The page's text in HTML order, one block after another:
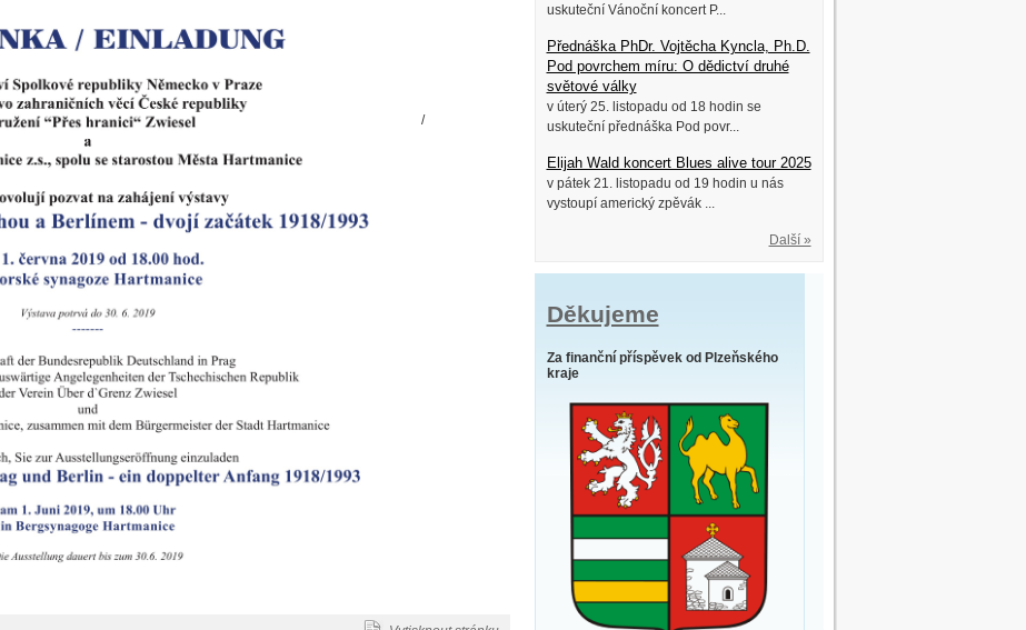
/
uskuteční Vánoční koncert P...
Přednáška PhDr. Vojtěcha Kyncla, Ph.D.
Pod povrchem míru: O dědictví druhé
světové války
v úterý 25. listopadu od 18 hodin se
uskuteční přednáška Pod povr...
Elijah Wald koncert Blues alive tour 2025
v pátek 21. listopadu od 19 hodin u nás
vystoupí americký zpěvák ...
Další »
Děkujeme
Za finanční příspěvek od Plzeňského
kraje